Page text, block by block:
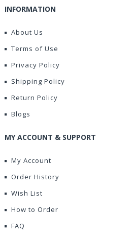
INFORMATION
About Us
Terms of Use
Privacy Policy
Shipping Policy
Return Policy
Blogs
MY ACCOUNT & SUPPORT
My Account
Order History
Wish List
How to Order
FAQ